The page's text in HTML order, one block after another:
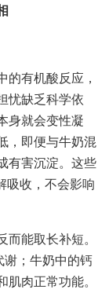
的有机酸反应，
忧缺乏科学依
身就会变性凝
，即便与牛奶混
有害沉淀。这些
吸收，不会影响
而能取长补短。
谢；牛奶中的钙
肉正常功能。